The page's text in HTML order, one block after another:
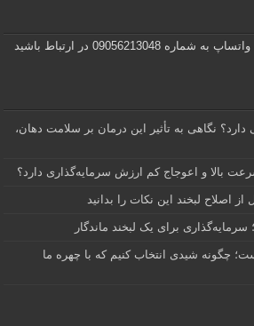
در ارتباط باشید
دارد؟ نگاهی به تأثیر این درمان بر سلامت دهان،
بالا و اعوجاج کم ارزش سرمایه‌گذاری دارد؟
اصلاح لبخند این نکات را بدانید
برای یک لبخند ماندگار
چگونه شیدی انتخاب کنیم که با چهره ما